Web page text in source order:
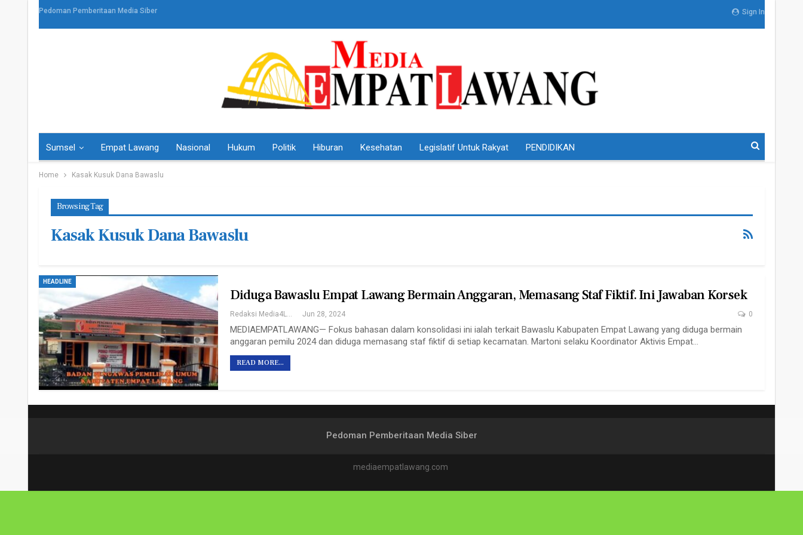
Sign In
Pedoman Pemberitaan Media Siber
Sumsel Empat Lawang Nasional Hukum Politik Hiburan Kesehatan Legislatif Untuk Rakyat PENDIDIKAN
Home Kasak Kusuk Dana Bawaslu
Browsing Tag
Kasak Kusuk Dana Bawaslu
HEADLINE
Diduga Bawaslu Empat Lawang Bermain Anggaran, Memasang Staf Fiktif. Ini Jawaban Korsek
Redaksi Media4Lawang Jun 28, 2024 0
MEDIAEMPATLAWANG— Fokus bahasan dalam konsolidasi ini ialah terkait Bawaslu Kabupaten Empat Lawang yang diduga bermain
anggaran pemilu 2024 dan diduga memasang staf fiktif di setiap kecamatan. Martoni selaku Koordinator Aktivis Empat…
READ MORE...
Pedoman Pemberitaan Media Siber
mediaempatlawang.com